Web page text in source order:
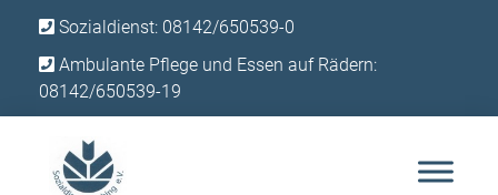
Sozialdienst: 08142/650539-0
Ambulante Pflege und Essen auf Rädern:
08142/650539-19